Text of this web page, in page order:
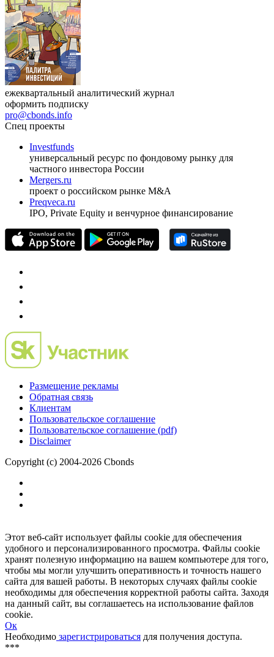
ЖурналCbonds Review
ежеквартальный аналитический журнал
оформить подписку
pro@cbonds.info
Спец проекты
Investfunds
универсальный ресурс по фондовому рынку для
частного инвестора России
проект о российском рынке M&A
Preqveca.ru
Размещение рекламы
Обратная связь
Пользовательское соглашение
Copyright (c) 2004-2026 Cbonds
Этот веб-сайт использует файлы cookie для обеспечения
удобного и персонализированного просмотра. Файлы cookie
хранят полезную информацию на вашем компьютере для того,
чтобы мы могли улучшить оперативность и точность нашего
сайта для вашей работы. В некоторых случаях файлы cookie
необходимы для обеспечения корректной работы сайта. Заходя
на данный сайт, вы соглашаетесь на использование файлов